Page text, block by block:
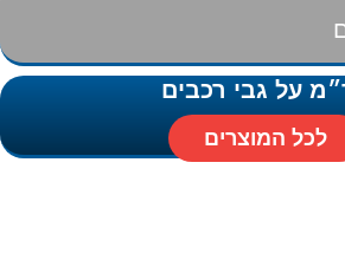
על גבי רכבים
לכל המוצרים